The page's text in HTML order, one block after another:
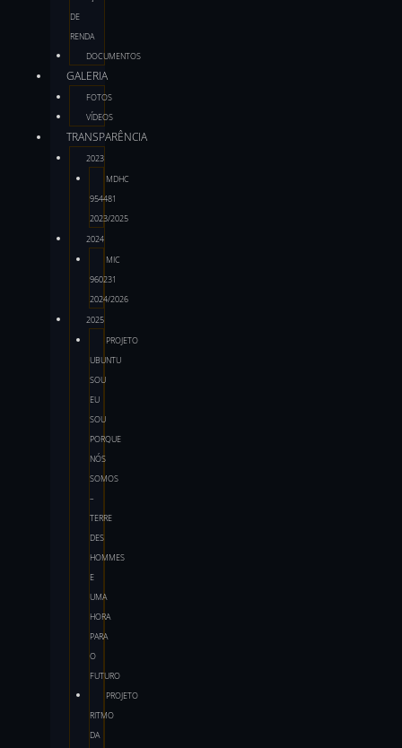
DE
RENDA
DOCUMENTOS
GALERIA
FOTOS
VÍDEOS
TRANSPARÊNCIA
2023
MDHC
954481
2023/2025
2024
MIC
960231
2024/2026
2025
PROJETO
UBUNTU
SOU
EU
SOU
PORQUE
NÓS
SOMOS
–
TERRE
DES
HOMMES
E
UMA
HORA
PARA
O
FUTURO
PROJETO
RITMO
DA